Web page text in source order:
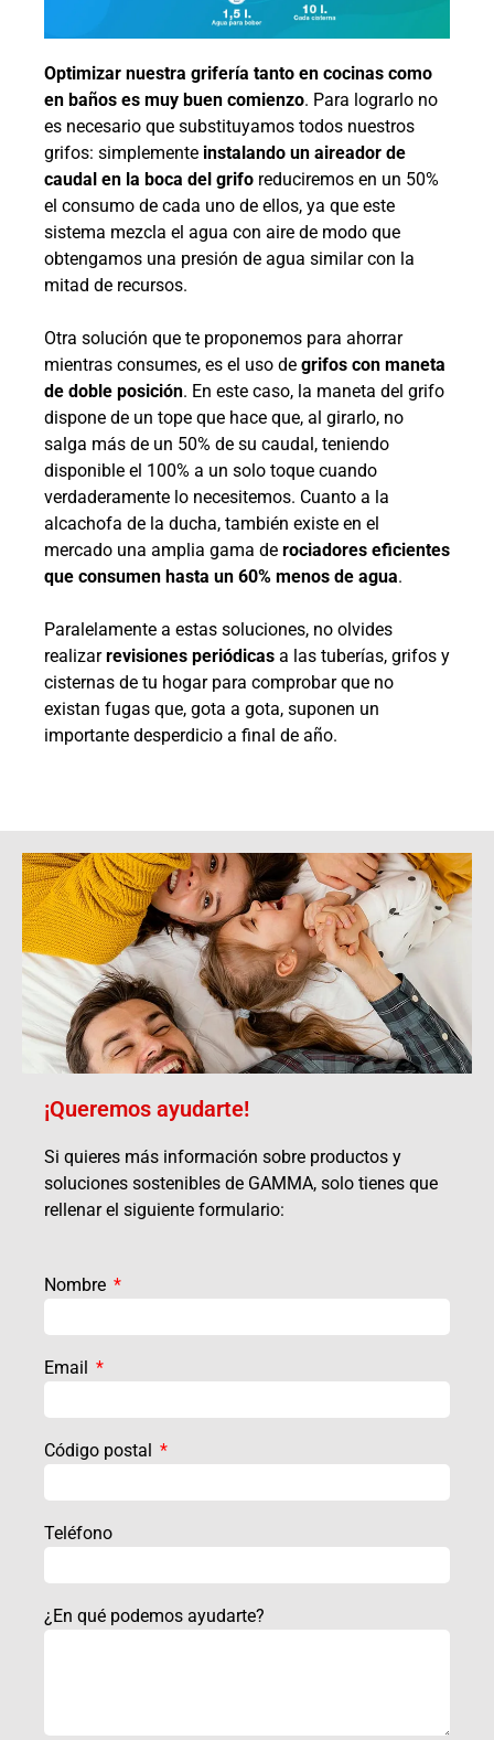
Optimizar nuestra grifería tanto en cocinas como
en baños es muy buen comienzo. Para lograrlo no
es necesario que substituyamos todos nuestros
grifos: simplemente instalando un aireador de
caudal en la boca del grifo reduciremos en un 50%
el consumo de cada uno de ellos, ya que este
sistema mezcla el agua con aire de modo que
obtengamos una presión de agua similar con la
mitad de recursos.
Otra solución que te proponemos para ahorrar
mientras consumes, es el uso de grifos con maneta
de doble posición. En este caso, la maneta del grifo
dispone de un tope que hace que, al girarlo, no
salga más de un 50% de su caudal, teniendo
disponible el 100% a un solo toque cuando
verdaderamente lo necesitemos. Cuanto a la
alcachofa de la ducha, también existe en el
mercado una amplia gama de rociadores eficientes
que consumen hasta un 60% menos de agua.
Paralelamente a estas soluciones, no olvides
realizarrevisiones periódicas a las tuberías, grifos y
cisternas de tu hogar para comprobar que no
existan fugas que, gota a gota, suponen un
importante desperdicio a final de año.
¡Queremos ayudarte!
Si quieres más información sobre productos y
soluciones sostenibles de GAMMA, solo tienes que
rellenar el siguiente formulario:
Nombre
Email
Código postal
Teléfono
¿En qué podemos ayudarte?